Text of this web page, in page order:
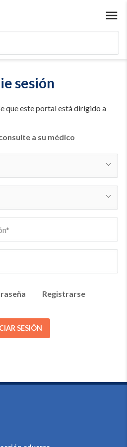
sesión
que este portal está dirigido a
a su médico
Registrarse
SESIÓN